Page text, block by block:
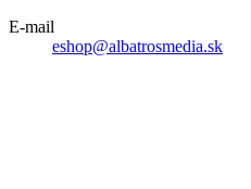
E-mail
eshop@albatrosmedia.sk